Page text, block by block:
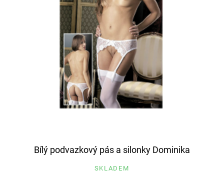
Bílý podvazkový pás a silonky Dominika
SKLADEM